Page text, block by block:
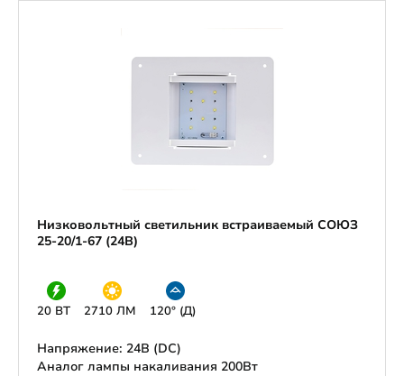
Низковольтный светильник встраиваемый СОЮЗ
25-20/1-67 (24В)
20 ВТ 2710 ЛМ 120° (Д)
Напряжение: 24В (DС)
Аналог лампы накаливания 200Вт